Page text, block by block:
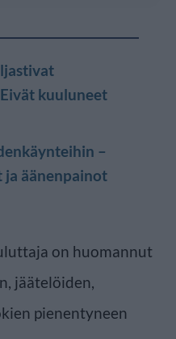
kuuluneet
–
ja äänenpainot
on huomannut
jäätelöiden,
pienentyneen